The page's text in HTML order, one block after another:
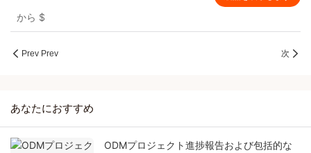
から $
Prev Prev 次
あなたにおすすめ
ODMプロジェクト進捗報告および包括的な